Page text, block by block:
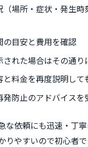
（場所・症状・発生
の目安と費用を確認
された場合はその通り
料金を再度説明して
防止のアドバイスを
な依頼にも迅速・丁
りやすいので初心者で